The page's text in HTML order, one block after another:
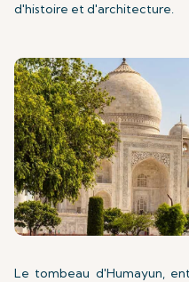
d'histoire et d'architecture.
Le tombeau d'Humayun,